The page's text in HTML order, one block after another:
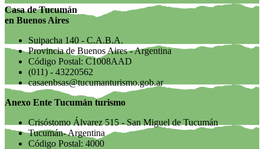
Casa de Tucumán
en Buenos Aires
Suipacha 140 - C.A.B.A.
Provincia de Buenos Aires - Argentina
Código Postal: C1008AAD
(011) - 43220562
casaenbsas@tucumanturismo.gob.ar
Anexo Ente Tucumán turismo
Crisóstomo Álvarez 515 - San Miguel de Tucumán
Tucumán- Argentina
Código Postal: 4000